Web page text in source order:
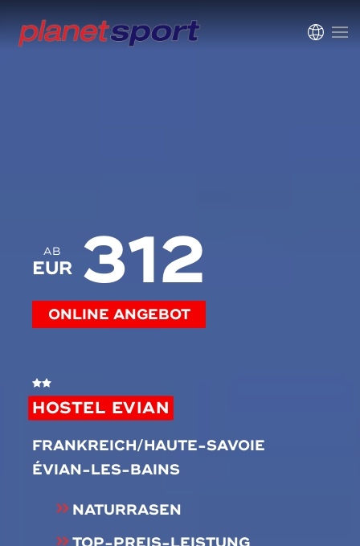
HOSTEL EVIAN
FRANKREICH/HAUTE-SAVOIE
ÉVIAN-LES-BAINS
NATURRASEN
AB
EUR 312
ONLINE ANGEBOT